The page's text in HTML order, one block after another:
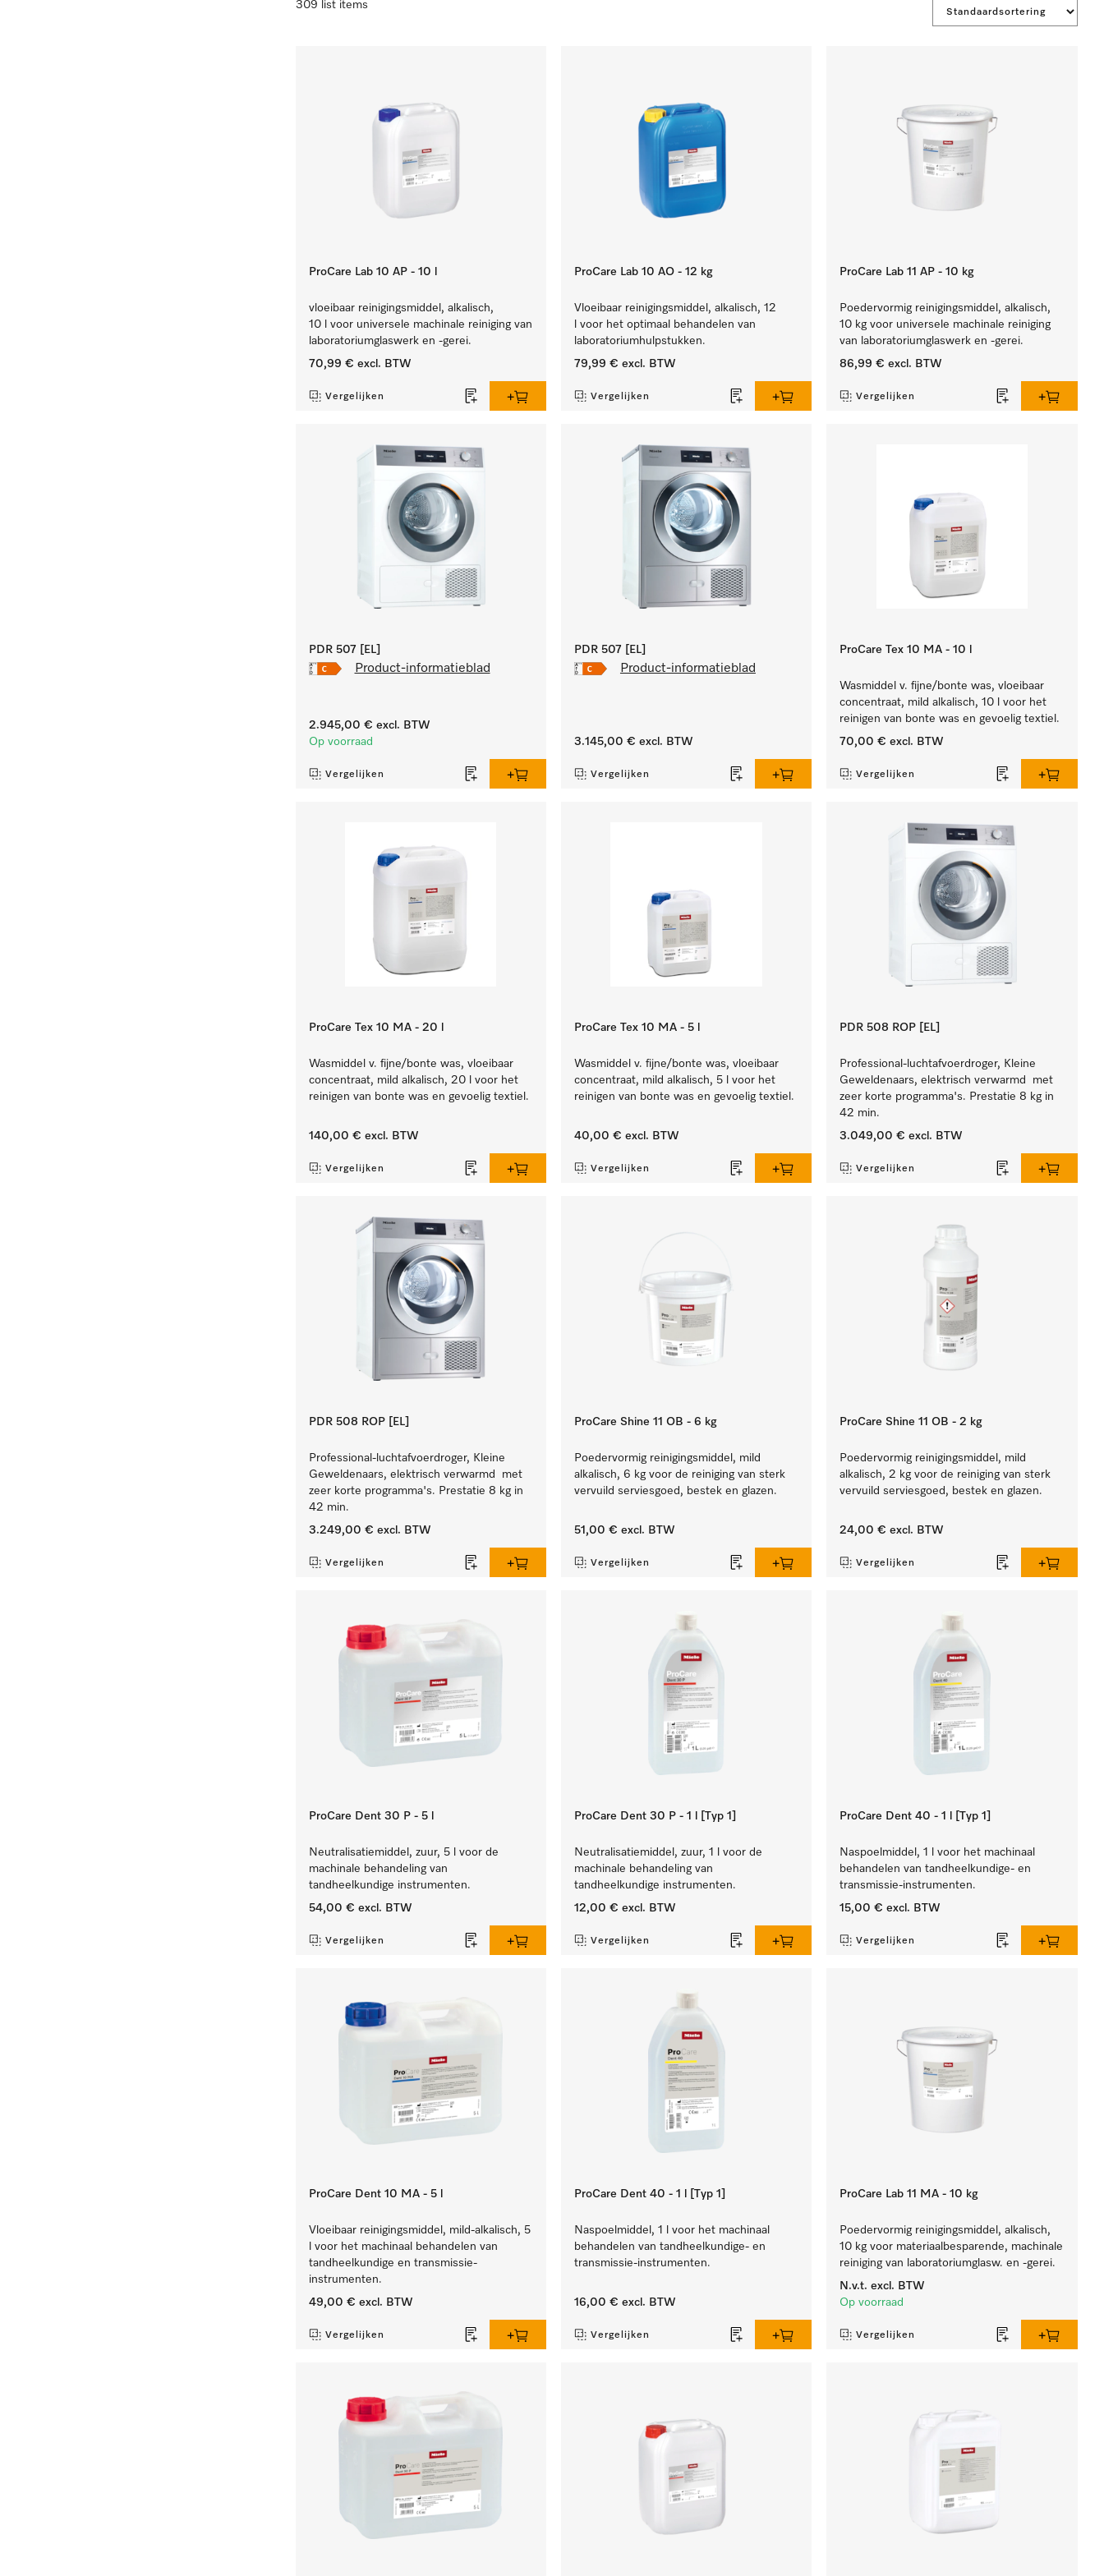
309 list items
ProCare Lab 10 AP - 10 l
vloeibaar reinigingsmiddel, alkalisch,
10 l voor universele machinale reiniging van
laboratoriumglaswerk en -gerei.
70,99 € excl. BTW
Vergelijken
ProCare Lab 10 AO - 12 kg
Vloeibaar reinigingsmiddel, alkalisch, 12
l voor het optimaal behandelen van
laboratoriumhulpstukken.
79,99 € excl. BTW
Vergelijken
ProCare Lab 11 AP - 10 kg
Poedervormig reinigingsmiddel, alkalisch,
10 kg voor universele machinale reiniging
van laboratoriumglaswerk en -gerei.
86,99 € excl. BTW
Vergelijken
PDR 507 [EL]
Product-informatieblad
2.945,00 € excl. BTW
Op voorraad
Vergelijken
PDR 507 [EL]
Product-informatieblad
3.145,00 € excl. BTW
Vergelijken
ProCare Tex 10 MA - 10 l
Wasmiddel v. fijne/bonte was, vloeibaar
concentraat, mild alkalisch, 10 l voor het
reinigen van bonte was en gevoelig textiel.
70,00 € excl. BTW
Vergelijken
ProCare Tex 10 MA - 20 l
Wasmiddel v. fijne/bonte was, vloeibaar
concentraat, mild alkalisch, 20 l voor het
reinigen van bonte was en gevoelig textiel.
140,00 € excl. BTW
Vergelijken
ProCare Tex 10 MA - 5 l
Wasmiddel v. fijne/bonte was, vloeibaar
concentraat, mild alkalisch, 5 l voor het
reinigen van bonte was en gevoelig textiel.
40,00 € excl. BTW
Vergelijken
PDR 508 ROP [EL]
Professional-luchtafvoerdroger, Kleine
Geweldenaars, elektrisch verwarmd met
zeer korte programma's. Prestatie 8 kg in
42 min.
3.049,00 € excl. BTW
Vergelijken
PDR 508 ROP [EL]
Professional-luchtafvoerdroger, Kleine
Geweldenaars, elektrisch verwarmd met
zeer korte programma's. Prestatie 8 kg in
42 min.
3.249,00 € excl. BTW
Vergelijken
ProCare Shine 11 OB - 6 kg
Poedervormig reinigingsmiddel, mild
alkalisch, 6 kg voor de reiniging van sterk
vervuild serviesgoed, bestek en glazen.
51,00 € excl. BTW
Vergelijken
ProCare Shine 11 OB - 2 kg
Poedervormig reinigingsmiddel, mild
alkalisch, 2 kg voor de reiniging van sterk
vervuild serviesgoed, bestek en glazen.
24,00 € excl. BTW
Vergelijken
ProCare Dent 30 P - 5 l
Neutralisatiemiddel, zuur, 5 l voor de
machinale behandeling van
tandheelkundige instrumenten.
54,00 € excl. BTW
Vergelijken
ProCare Dent 30 P - 1 l [Typ 1]
Neutralisatiemiddel, zuur, 1 l voor de
machinale behandeling van
tandheelkundige instrumenten.
12,00 € excl. BTW
Vergelijken
ProCare Dent 40 - 1 l [Typ 1]
Naspoelmiddel, 1 l voor het machinaal
behandelen van tandheelkundige- en
transmissie-instrumenten.
15,00 € excl. BTW
Vergelijken
ProCare Dent 10 MA - 5 l
Vloeibaar reinigingsmiddel, mild-alkalisch, 5
l voor het machinaal behandelen van
tandheelkundige en transmissie-
instrumenten.
49,00 € excl. BTW
Vergelijken
ProCare Dent 40 - 1 l [Typ 1]
Naspoelmiddel, 1 l voor het machinaal
behandelen van tandheelkundige- en
transmissie-instrumenten.
16,00 € excl. BTW
Vergelijken
ProCare Lab 11 MA - 10 kg
Poedervormig reinigingsmiddel, alkalisch,
10 kg voor materiaalbesparende, machinale
reiniging van laboratoriumglasw. en -gerei.
N.v.t. excl. BTW
Op voorraad
Vergelijken